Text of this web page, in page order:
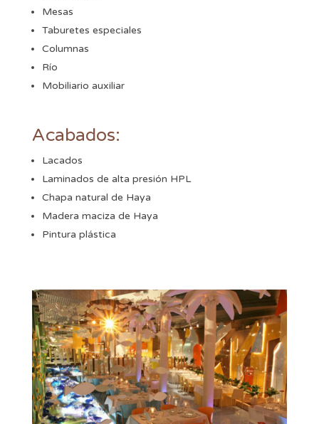
Mesas
Taburetes especiales
Columnas
Río
Mobiliario auxiliar
Acabados:
Lacados
Laminados de alta presión HPL
Chapa natural de Haya
Madera maciza de Haya
Pintura plástica